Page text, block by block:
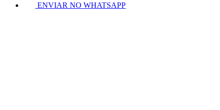
ENVIAR NO WHATSAPP